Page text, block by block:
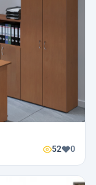
52 0